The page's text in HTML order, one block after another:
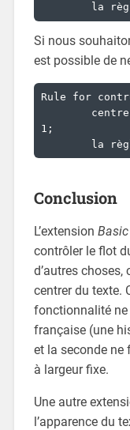
la
Si nous
est possible de
Rule for
1;
la
Conclusion
L’extension
contrôler le flot
d’autres
centrer du texte.
fonctionnalité ne
française (une
et la seconde ne
à largeur fixe.
Une autre
l’apparence du